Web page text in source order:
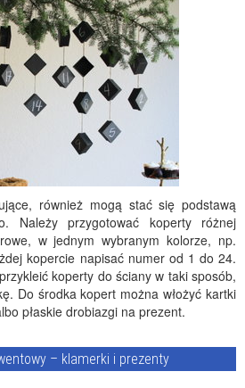
również mogą stać się podstawą
Należy przygotować koperty różnej
w jednym wybranym kolorze, np.
kopercie napisać numer od 1 do 24.
koperty do ściany w taki sposób,
Do środka kopert można włożyć kartki
płaskie drobiazgi na prezent.
– klamerki i prezenty